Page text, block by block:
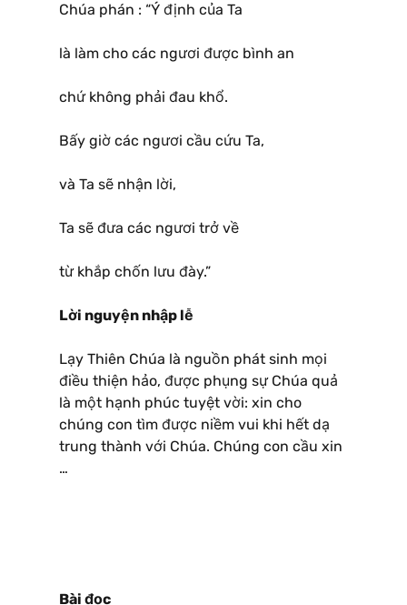
Chúa phán : “Ý định của Ta
là làm cho các ngươi được bình an
chứ không phải đau khổ.
Bấy giờ các ngươi cầu cứu Ta,
và Ta sẽ nhận lời,
Ta sẽ đưa các ngươi trở về
từ khắp chốn lưu đày.”
Lời nguyện nhập lễ
Lạy Thiên Chúa là nguồn phát sinh mọi
điều thiện hảo, được phụng sự Chúa quả
là một hạnh phúc tuyệt vời: xin cho
chúng con tìm được niềm vui khi hết dạ
trung thành với Chúa. Chúng con cầu xin
…
Bài đọc